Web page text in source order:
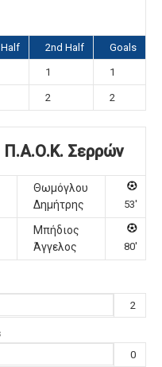
2nd Half Goals
1 1
2 2
Π.Α.Ο.Κ. Σερρών
Θωμόγλου
Δημήτρης
53'
Μπήδιος
Άγγελος
80'
2
0